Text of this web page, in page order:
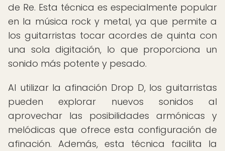
de Re. Esta técnica es especialmente popular
en la música rock y metal, ya que permite a
los guitarristas tocar acordes de quinta con
una sola digitación, lo que proporciona un
sonido más potente y pesado.
Al utilizar la afinación Drop D, los guitarristas
pueden explorar nuevos sonidos al
aprovechar las posibilidades armónicas y
melódicas que ofrece esta configuración de
afinación. Además, esta técnica facilita la